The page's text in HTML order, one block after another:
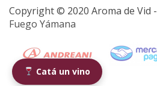
Copyright © 2020 Aroma de Vid -
Fuego Yámana
Catá un vino